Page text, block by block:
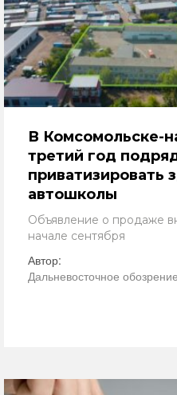
В Комсомольске-
третий год
приватизировать
автошколы
Объявление о продаже
начале сентября
Автор:
Дальневосточное обозрение